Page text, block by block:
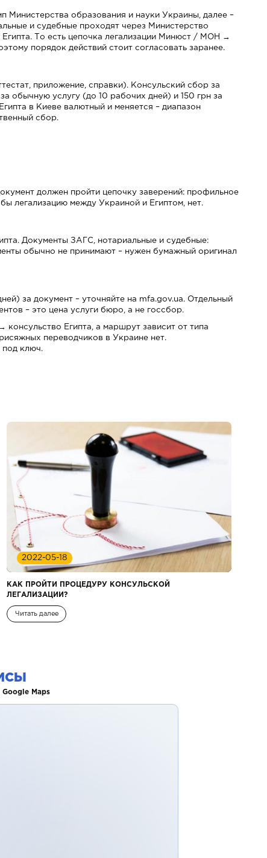
Министерства образования и науки Украины, далее –
и судебные проходят через Министерство
То есть цепочка легализации Минюст / МОН →
порядок действий стоит согласовать заранее.
приложение, справки). Консульский сбор за
обычную услугу (до 10 рабочих дней) и 150 грн за
в Киеве валютный и меняется – диапазон
сбор.
должен пройти цепочку заверений: профильное
легализацию между Украиной и Египтом, нет.
Документы ЗАГС, нотариальные и судебные:
обычно не принимают – нужен бумажный оригинал
за документ – уточняйте на mfa.gov.ua. Отдельный
– это цена услуги бюро, а не госсбор.
Египта, а маршрут зависит от типа
переводчиков в Украине нет.
под ключ.
2022-05-18
КАК ПРОЙТИ ПРОЦЕДУРУ КОНСУЛЬСКОЙ
ЛЕГАЛИЗАЦИИ?
Читать далее
Google Maps